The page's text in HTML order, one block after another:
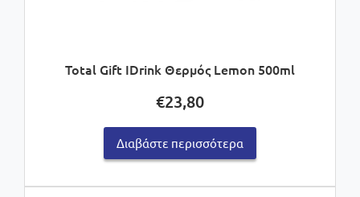
Total Gift IDrink Θερμός Lemon 500ml
€23,80
Διαβάστε περισσότερα